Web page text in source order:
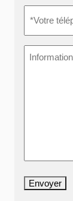
téléphone *
Envoyer